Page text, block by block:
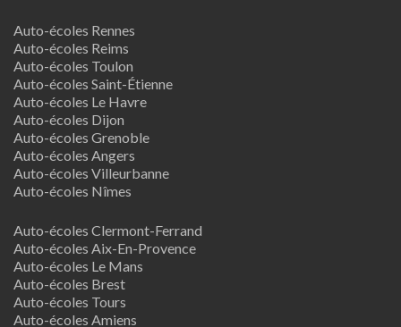
Auto-écoles Rennes
Auto-écoles Reims
Auto-écoles Toulon
Auto-écoles Saint-Étienne
Auto-écoles Le Havre
Auto-écoles Dijon
Auto-écoles Grenoble
Auto-écoles Angers
Auto-écoles Villeurbanne
Auto-écoles Nîmes
Auto-écoles Clermont-Ferrand
Auto-écoles Aix-En-Provence
Auto-écoles Le Mans
Auto-écoles Brest
Auto-écoles Tours
Auto-écoles Amiens